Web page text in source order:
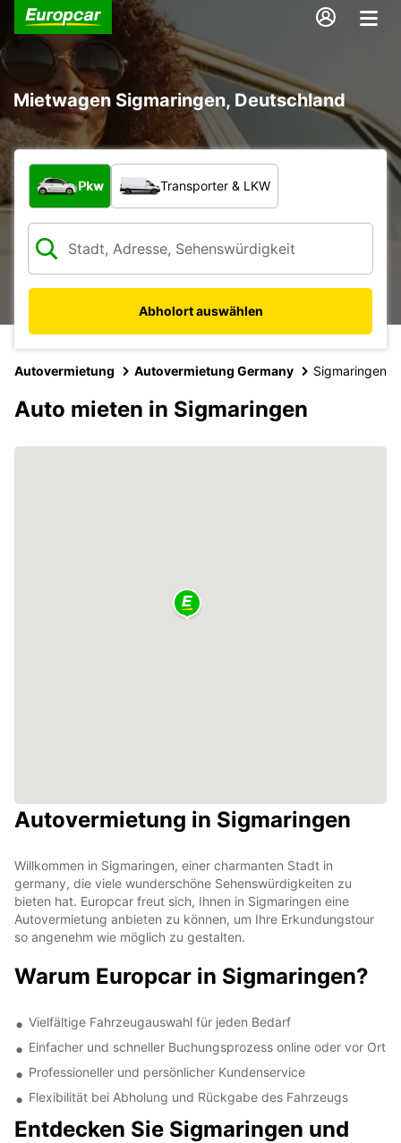
Mietwagen Sigmaringen, Deutschland
Welche Art von Fahrzeug?
Pkw Transporter & LKW
Abholort auswählen
Autovermietung Autovermietung Germany Sigmaringen
Auto mieten in Sigmaringen
Autovermietung in Sigmaringen
Willkommen in Sigmaringen, einer charmanten Stadt in
germany, die viele wunderschöne Sehenswürdigkeiten zu
bieten hat. Europcar freut sich, Ihnen in Sigmaringen eine
Autovermietung anbieten zu können, um Ihre Erkundungstour
so angenehm wie möglich zu gestalten.
Warum Europcar in Sigmaringen?
Vielfältige Fahrzeugauswahl für jeden Bedarf
Einfacher und schneller Buchungsprozess online oder vor Ort
Professioneller und persönlicher Kundenservice
Flexibilität bei Abholung und Rückgabe des Fahrzeugs
Entdecken Sie Sigmaringen und